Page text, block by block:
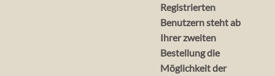
Registrierten
Benutzern steht ab
Ihrerzweiten
Bestellung die
Möglichkeit der